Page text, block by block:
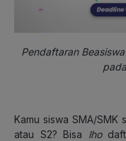
Pendaftaran
Kamu siswa SMA/SMK
atau S2? Bisa lho